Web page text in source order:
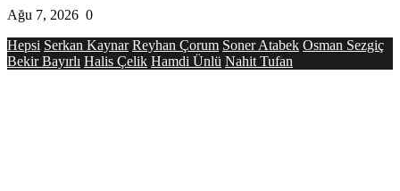
Ağu 7, 2026 0
Hepsi Serkan Kaynar Reyhan Çorum Soner Atabek Osman Sezgiç
Bekir Bayırlı Halis Çelik Hamdi Ünlü Nahit Tufan